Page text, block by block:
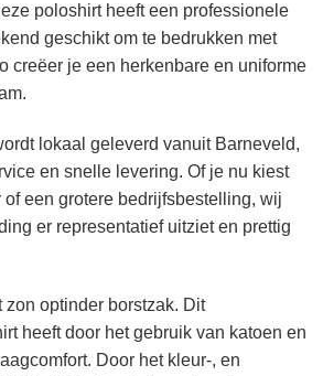
poloshirt heeft een professionele
geschikt om te bedrukken met
creëer je een herkenbare en uniforme
lokaal geleverd vanuit Barneveld,
en snelle levering. Of je nu kiest
een grotere bedrijfsbestelling, wij
er representatief uitziet en prettig
zon optinder borstzak. Dit
heeft door het gebruik van katoen en
Door het kleur-, en